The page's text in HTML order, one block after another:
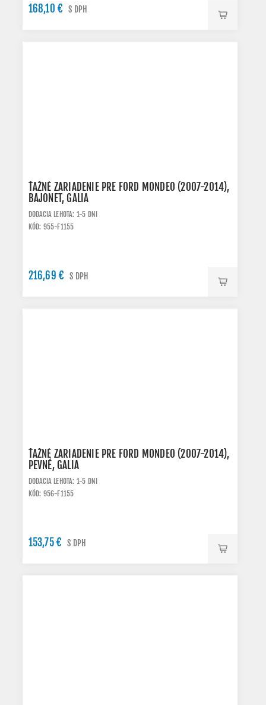
168,10 € S DPH
ŤAŽNÉ ZARIADENIE PRE FORD MONDEO (2007-2014),
BAJONET, GALIA
DODACIA LEHOTA: 1-5 DNI
KÓD: 955-F1155
216,69 € S DPH
ŤAŽNÉ ZARIADENIE PRE FORD MONDEO (2007-2014),
PEVNÉ, GALIA
DODACIA LEHOTA: 1-5 DNI
KÓD: 956-F1155
153,75 € S DPH